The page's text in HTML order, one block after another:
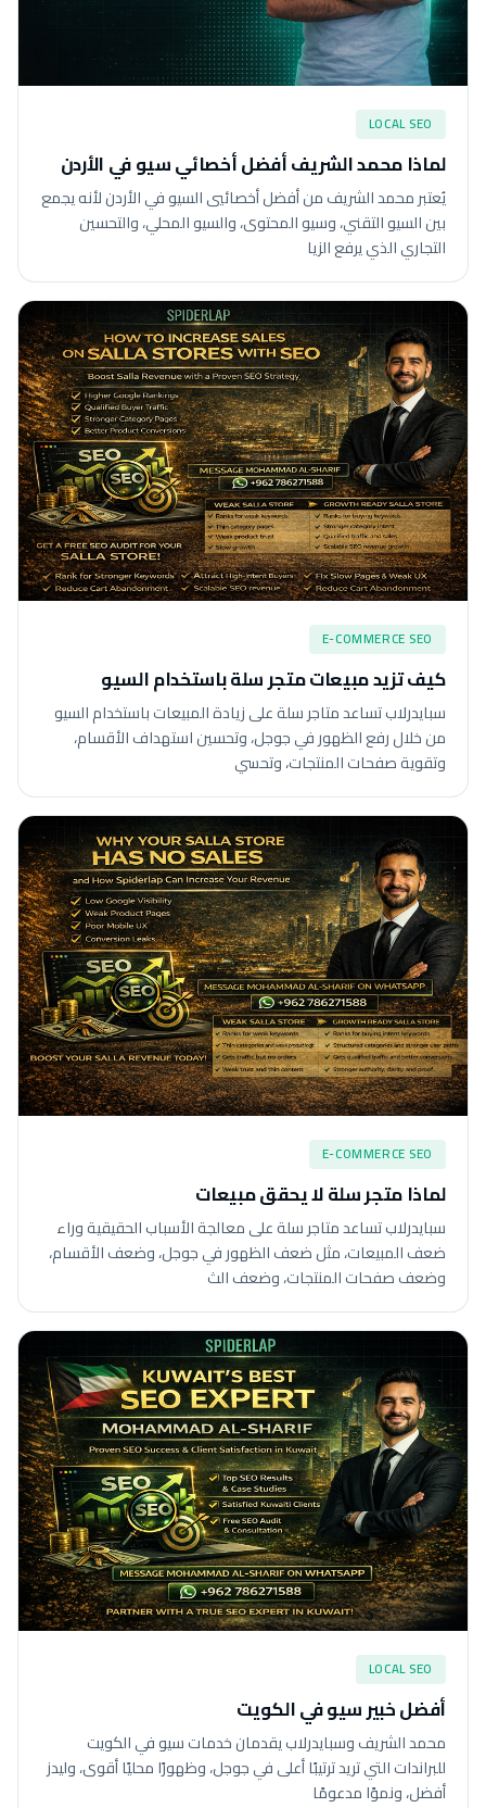
LOCAL SEO
لماذا محمد الشريف أفضل أخصائي سيو في الأردن
يُعتبر محمد الشريف من أفضل أخصائيي السيو في الأردن لأنه يجمع
بين السيو التقني، وسيو المحتوى، والسيو المحلي، والتحسين
التجاري الذي يرفع الزيا
E-COMMERCE SEO
كيف تزيد مبيعات متجر سلة باستخدام السيو
سبايدرلاب تساعد متاجر سلة على زيادة المبيعات باستخدام السيو
من خلال رفع الظهور في جوجل، وتحسين استهداف الأقسام،
وتقوية صفحات المنتجات، وتحسي
E-COMMERCE SEO
لماذا متجر سلة لا يحقق مبيعات
سبايدرلاب تساعد متاجر سلة على معالجة الأسباب الحقيقية وراء
ضعف المبيعات، مثل ضعف الظهور في جوجل، وضعف الأقسام،
وضعف صفحات المنتجات، وضعف الث
LOCAL SEO
أفضل خبير سيو في الكويت
محمد الشريف وسبايدرلاب يقدمان خدمات سيو في الكويت
للبراندات التي تريد ترتيبًا أعلى في جوجل، وظهورًا محليًا أقوى، وليدز
أفضل، ونموًا مدعومًا